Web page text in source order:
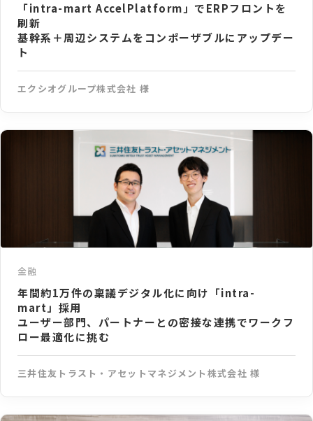
「intra-mart AccelPlatform」でERPフロントを
刷新
基幹系＋周辺システムをコンポーザブルにアップデー
ト
エクシオグループ株式会社 様
金融
年間約1万件の稟議デジタル化に向け「intra-
mart」採用
ユーザー部門、パートナーとの密接な連携でワークフ
ロー最適化に挑む
三井住友トラスト・アセットマネジメント株式会社 様